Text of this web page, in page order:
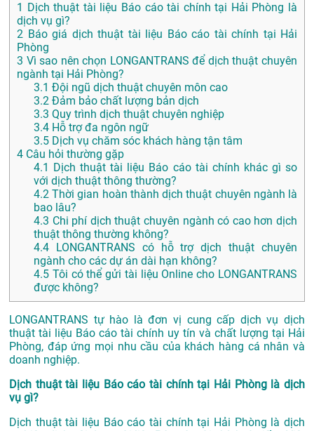
1
Dịch thuật tài liệu Báo cáo tài chính tại Hải Phòng là
dịch vụ gì?
2 Báo giá dịch thuật tài liệu Báo cáo tài chính tại Hải
Phòng
3 Vì sao nên chọn LONGANTRANS để dịch thuật chuyên
ngành tại Hải Phòng?
3.1 Đội ngũ dịch thuật chuyên môn cao
3.2 Đảm bảo chất lượng bản dịch
3.3 Quy trình dịch thuật chuyên nghiệp
3.4 Hỗ trợ đa ngôn ngữ
3.5 Dịch vụ chăm sóc khách hàng tận tâm
4 Câu hỏi thường gặp
4.1
Dịch thuật tài liệu Báo cáo tài chính khác gì so
với dịch thuật thông thường?
4.2 Thời gian hoàn thành dịch thuật chuyên ngành là
bao lâu?
4.3 Chi phí dịch thuật chuyên ngành có cao hơn dịch
thuật thông thường không?
4.4 LONGANTRANS có hỗ trợ dịch thuật chuyên
ngành cho các dự án dài hạn không?
4.5 Tôi có thể gửi tài liệu Online cho LONGANTRANS
được không?
LONGANTRANS tự hào là đơn vị cung cấp dịch vụ dịch
thuật tài liệu Báo cáo tài chính uy tín và chất lượng tại Hải
Phòng, đáp ứng mọi nhu cầu của khách hàng cá nhân và
doanh nghiệp.
Dịch thuật tài liệu Báo cáo tài chính tại Hải Phòng là dịch
vụ gì?
Dịch thuật tài liệu Báo cáo tài chính tại Hải Phòng là dịch